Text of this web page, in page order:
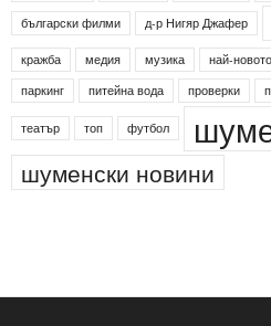
български филми
д-р Нигяр Джафер
кражба медия музика най-новото
паркинг питейна вода проверки
театър топ футбол
шуменски новини